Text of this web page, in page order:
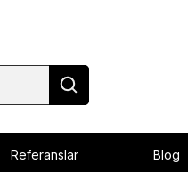
Referanslar Blog